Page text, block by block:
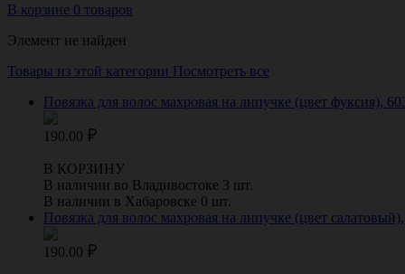
В корзине 0 товаров
Элемент не найден
Товары из этой категории Посмотреть все
Повязка для волос махровая на липучке (цвет фуксия),
190.00
В КОРЗИНУ
В наличии во Владивостоке 3 шт.
В наличии в Хабаровске 0 шт.
Повязка для волос махровая на липучке (цвет
190.00